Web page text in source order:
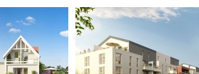
000,00 € À PARTIR DE 229 000,00 €